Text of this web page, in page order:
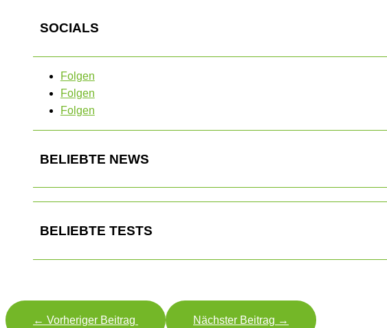
SOCIALS
Folgen
Folgen
Folgen
BELIEBTE NEWS
BELIEBTE TESTS
← Vorheriger Beitrag Nächster Beitrag →